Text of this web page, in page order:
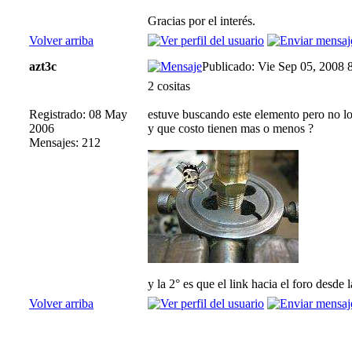
Gracias por el interés.
Volver arriba
azt3c
Publicado: Vie Sep 05, 2008
Registrado: 08 May
2006
Mensajes: 212
2 cositas
estuve buscando este elemento pero no
y que costo tienen mas o menos ?
y la 2° es que el link hacia el foro desde
Volver arriba